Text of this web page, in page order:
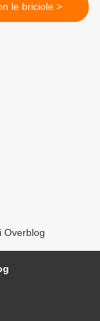
Pici con le briciole >
Overblog